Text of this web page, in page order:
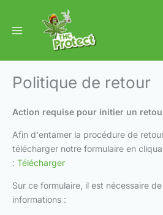
contenu
Politique de retour
Action requise pour initier un
Afin d'entamer la procédure de
télécharger notre formulaire en
: Télécharger
Sur ce formulaire, il est nécessaire
informations :